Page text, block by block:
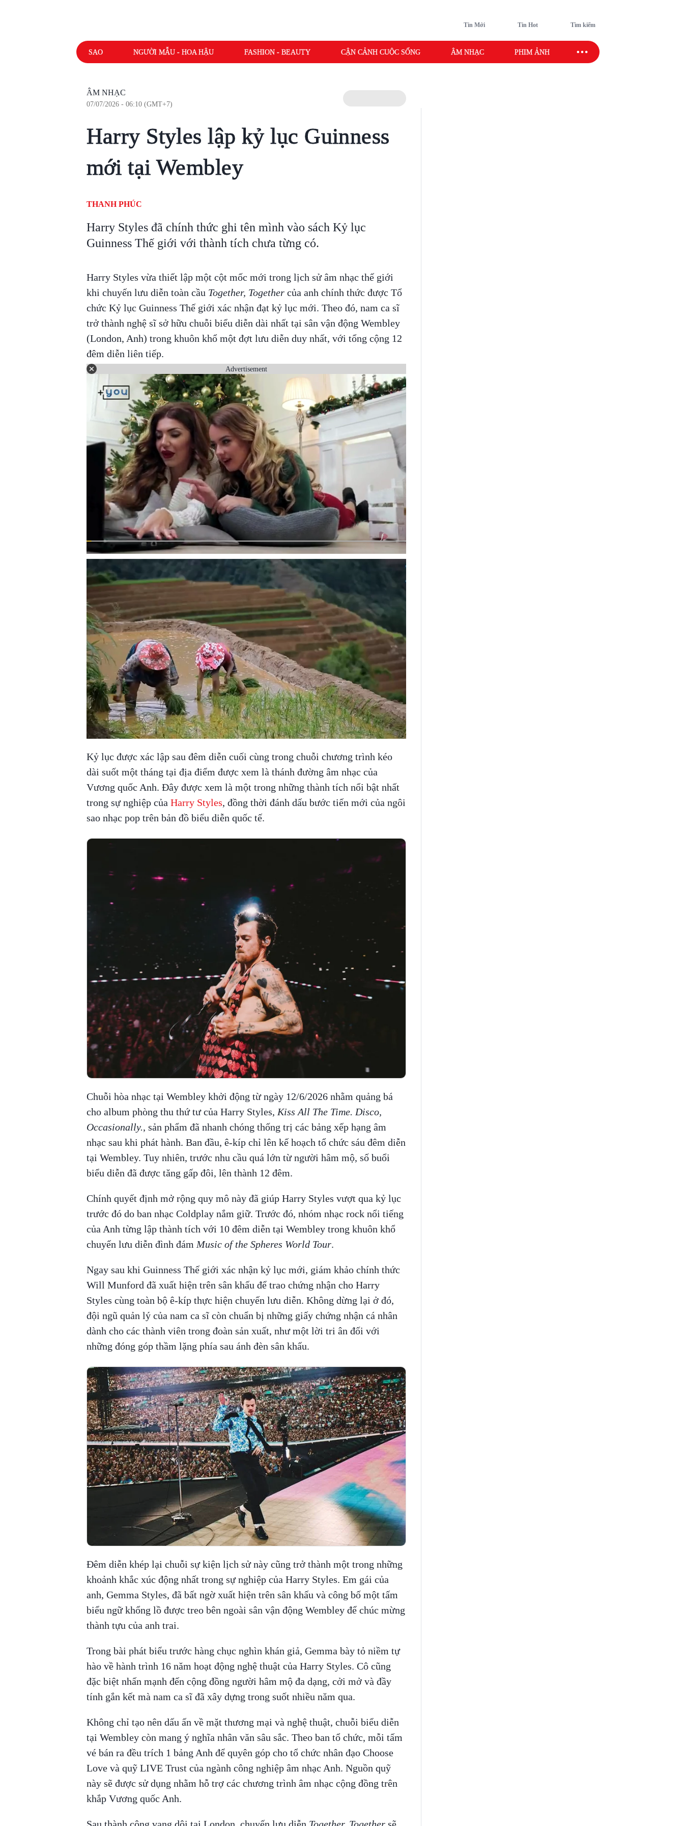
Tin Mới Tin Hot Tìm kiếm
SAO NGƯỜI MẪU - HOA HẬU FASHION - BEAUTY CẬN CẢNH CUỘC SỐNG ÂM NHẠC PHIM ẢNH SAO SPORT
ÂM NHẠC
07/07/2026 - 06:10 (GMT+7)
Harry Styles lập kỷ lục Guinness
mới tại Wembley
THANH PHÚC
Harry Styles đã chính thức ghi tên mình vào sách Kỷ lục
Guinness Thế giới với thành tích chưa từng có.
Harry Styles vừa thiết lập một cột mốc mới trong lịch sử âm nhạc thế giới
khi chuyến lưu diễn toàn cầu Together, Togethercủa anh chính thức được Tổ
chức Kỷ lục Guinness Thế giới xác nhận đạt kỷ lục mới. Theo đó, nam ca sĩ
trở thành nghệ sĩ sở hữu chuỗi biểu diễn dài nhất tại sân vận động Wembley
(London, Anh) trong khuôn khổ một đợt lưu diễn duy nhất, với tổng cộng 12
đêm diễn liên tiếp.
Advertisement
Kỷ lục được xác lập sau đêm diễn cuối cùng trong chuỗi chương trình kéo
dài suốt một tháng tại địa điểm được xem là thánh đường âm nhạc của
Vương quốc Anh. Đây được xem là một trong những thành tích nổi bật nhất
trong sự nghiệp của Harry Styles, đồng thời đánh dấu bước tiến mới của ngôi
sao nhạc pop trên bản đồ biểu diễn quốc tế.
Chuỗi hòa nhạc tại Wembley khởi động từ ngày 12/6/2026 nhằm quảng bá
cho album phòng thu thứ tư của Harry Styles, Kiss All The Time. Disco,
Occasionally., sản phẩm đã nhanh chóng thống trị các bảng xếp hạng âm
nhạc sau khi phát hành. Ban đầu, ê-kíp chỉ lên kế hoạch tổ chức sáu đêm diễn
tại Wembley. Tuy nhiên, trước nhu cầu quá lớn từ người hâm mộ, số buổi
biểu diễn đã được tăng gấp đôi, lên thành 12 đêm.
Chính quyết định mở rộng quy mô này đã giúp Harry Styles vượt qua kỷ lục
trước đó do ban nhạc Coldplay nắm giữ. Trước đó, nhóm nhạc rock nổi tiếng
của Anh từng lập thành tích với 10 đêm diễn tại Wembley trong khuôn khổ
chuyến lưu diễn đình đám Music of the Spheres World Tour.
Ngay sau khi Guinness Thế giới xác nhận kỷ lục mới, giám khảo chính thức
Will Munford đã xuất hiện trên sân khấu để trao chứng nhận cho Harry
Styles cùng toàn bộ ê-kíp thực hiện chuyến lưu diễn. Không dừng lại ở đó,
đội ngũ quản lý của nam ca sĩ còn chuẩn bị những giấy chứng nhận cá nhân
dành cho các thành viên trong đoàn sản xuất, như một lời tri ân đối với
những đóng góp thầm lặng phía sau ánh đèn sân khấu.
Đêm diễn khép lại chuỗi sự kiện lịch sử này cũng trở thành một trong những
khoảnh khắc xúc động nhất trong sự nghiệp của Harry Styles. Em gái của
anh, Gemma Styles, đã bất ngờ xuất hiện trên sân khấu và công bố một tấm
biểu ngữ khổng lồ được treo bên ngoài sân vận động Wembley để chúc mừng
thành tựu của anh trai.
Trong bài phát biểu trước hàng chục nghìn khán giả, Gemma bày tỏ niềm tự
hào về hành trình 16 năm hoạt động nghệ thuật của Harry Styles. Cô cũng
đặc biệt nhấn mạnh đến cộng đồng người hâm mộ đa dạng, cởi mở và đầy
tính gắn kết mà nam ca sĩ đã xây dựng trong suốt nhiều năm qua.
Không chỉ tạo nên dấu ấn về mặt thương mại và nghệ thuật, chuỗi biểu diễn
tại Wembley còn mang ý nghĩa nhân văn sâu sắc. Theo ban tổ chức, mỗi tấm
vé bán ra đều trích 1 bảng Anh để quyên góp cho tổ chức nhân đạo Choose
Love và quỹ LIVE Trust của ngành công nghiệp âm nhạc Anh. Nguồn quỹ
này sẽ được sử dụng nhằm hỗ trợ các chương trình âm nhạc cộng đồng trên
khắp Vương quốc Anh.